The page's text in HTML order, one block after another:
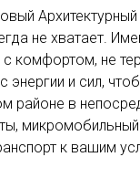
не хватает.
комфортом, не
энергии и сил,
районе в
к вашим